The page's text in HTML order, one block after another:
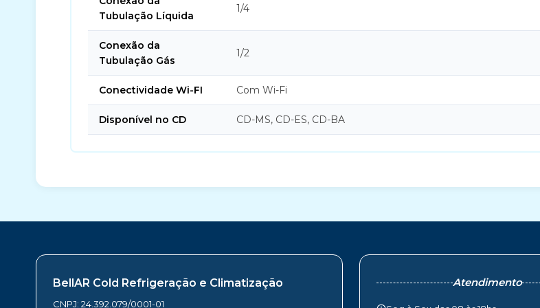
Tubulação Líquida
1/4
Conexão da
Tubulação Gás
1/2
Conectividade Wi-FI Com Wi-Fi
Disponível no CD CD-MS, CD-ES, CD-BA
BellAR Cold Refrigeração e Climatização
CNPJ: 24.392.079/0001-01
Atendimento